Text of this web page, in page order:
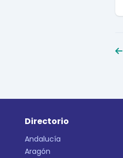
Directorio
Andalucía
Aragón